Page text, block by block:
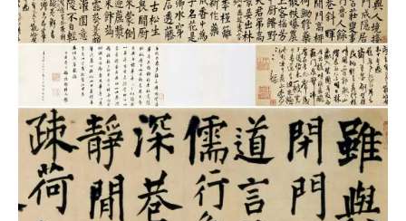
工
具
查
询
Tool
Query
书
法